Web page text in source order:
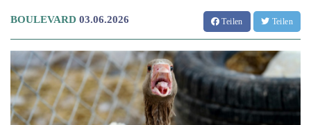
BOULEVARD 03.06.2026 Teilen Teilen